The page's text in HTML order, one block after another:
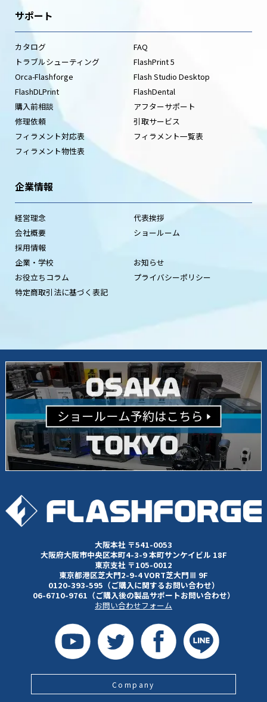
サポート
カタログ
FAQ
トラブルシューティング
FlashPrint 5
Orca-Flashforge
Flash Studio Desktop
FlashDLPrint
FlashDental
購入前相談
アフターサポート
修理依頼
引取サービス
フィラメント対応表
フィラメント一覧表
フィラメント物性表
企業情報
経営理念
代表挨拶
会社概要
ショールーム
採用情報
企業・学校
お知らせ
お役立ちコラム
プライバシーポリシー
特定商取引法に基づく表記
大阪本社 〒541-0053
大阪府大阪市中央区本町4-3-9 本町サンケイビル 18F
東京支社 〒105-0012
東京都港区芝大門2-9-4 VORT芝大門Ⅲ 9F
0120-393-595（ご購入に関するお問い合わせ）
06-6710-9761（ご購入後の製品サポートお問い合わせ）
お問い合わせフォーム
Company